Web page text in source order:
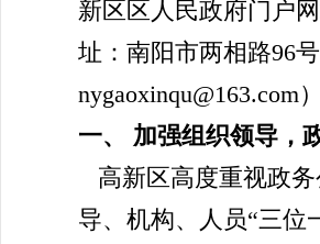
新区区人民政府门户
址：南阳市两相路96
nygaoxinqu@163.com）
一、 加强组织领导，
高新区高度重视政
导、机构、人员“三位